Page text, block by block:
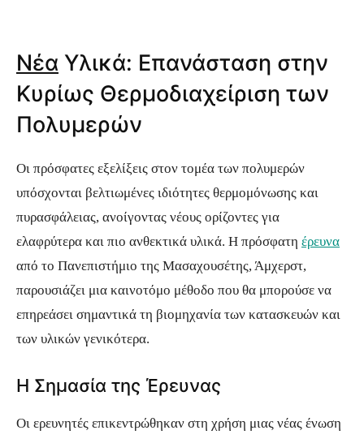
Νέα Υλικά: Επανάσταση στην
Κυρίως Θερμοδιαχείριση των
Πολυμερών
Οι πρόσφατες εξελίξεις στον τομέα των πολυμερών
υπόσχονται βελτιωμένες ιδιότητες θερμομόνωσης και
πυρασφάλειας, ανοίγοντας νέους ορίζοντες για
ελαφρύτερα και πιο ανθεκτικά υλικά. Η πρόσφατη έρευνα
από το Πανεπιστήμιο της Μασαχουσέτης, Άμχερστ,
παρουσιάζει μια καινοτόμο μέθοδο που θα μπορούσε να
επηρεάσει σημαντικά τη βιομηχανία των κατασκευών και
των υλικών γενικότερα.
Η Σημασία της Έρευνας
Οι ερευνητές επικεντρώθηκαν στη χρήση μιας νέας ένωση